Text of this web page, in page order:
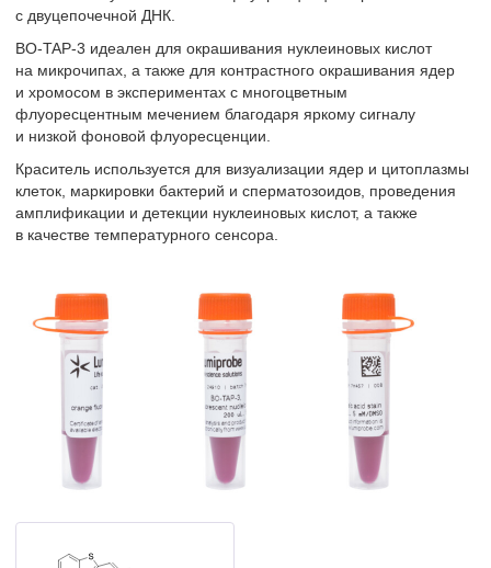
с двуцепочечной ДНК.
BO-TAP-3 идеален для окрашивания нуклеиновых кислот
на микрочипах, а также для контрастного окрашивания ядер
и хромосом в экспериментах с многоцветным
флуоресцентным мечением благодаря яркому сигналу
и низкой фоновой флуоресценции.
Краситель используется для визуализации ядер и цитоплазмы
клеток, маркировки бактерий и сперматозоидов, проведения
амплификации и детекции нуклеиновых кислот, а также
в качестве температурного сенсора.